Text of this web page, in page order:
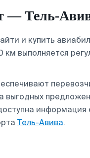
— Тель-
и купить
выполняется
выгодных
Тель-Авива.